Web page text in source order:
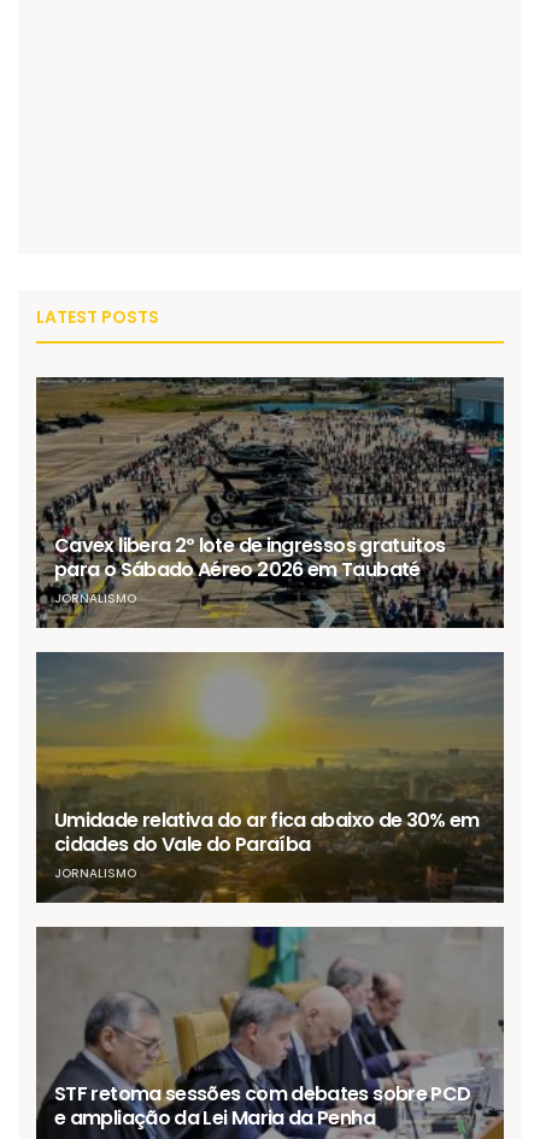
LATEST POSTS
Cavex libera 2º lote de ingressos gratuitos
para o Sábado Aéreo 2026 em Taubaté
JORNALISMO
Umidade relativa do ar fica abaixo de 30% em
cidades do Vale do Paraíba
JORNALISMO
STF retoma sessões com debates sobre PCD
e ampliação da Lei Maria da Penha